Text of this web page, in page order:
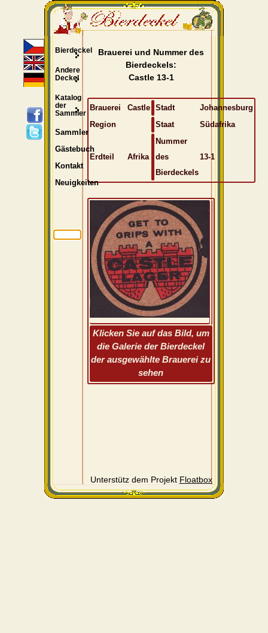
Brauerei und Nummer des
Bierdeckels:
Castle 13-1
Brauerei Castle Stadt
Johannesburg
Region
Staat Südafrika
Erdteil Afrika
Nummer
des
Bierdeckels
13-1
Klicken Sie auf das Bild, um
die Galerie der Bierdeckel
der ausgewählte Brauerei zu
sehen
Unterstütz dem Projekt Floatbox
Bierdeckel
Andere
Deckel
Katalog
der
Sammler
Sammler
Gästebuch
Kontakt
Neuigkeiten